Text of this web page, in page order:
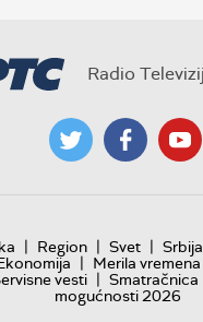
Radio
| Region | Svet |
| Merila vremena
vesti | Smatračnica
mogućnosti 2026